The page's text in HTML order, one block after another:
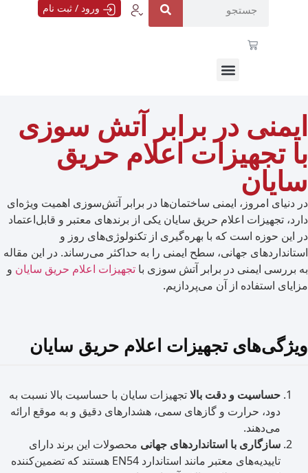
ورود / ثبت نام
در برابر آتش سوزی
اعلام حریق
امروز، ایمنی ساختمان‌ها در برابر آتش‌سوزی اهمیت ویژه‌ای
اعلام حریق سایان یکی از برندهای معتبر و قابل‌اعتماد
حوزه است که با بهره‌گیری از تکنولوژی‌های روز و
جهانی، سطح ایمنی را به حداکثر می‌رساند. در این مقاله
ایمنی در برابر آتش سوزی باتجهیزات اعلام حریق سایان و
استفاده از آن می‌پردازیم.
تجهیزات اعلام حریق سایان
حساسیت و دقت بالاتجهیزات سایان با حساسیت بالا نسبت به
دود، حرارت و گازهای سمی، هشدارهای دقیق و به موقع ارائه
می‌دهند.
سازگاری با استانداردهای جهانی محصولات این برند دارای
تاییدیه‌های معتبر مانند استاندارد EN54 هستند که تضمین‌کننده